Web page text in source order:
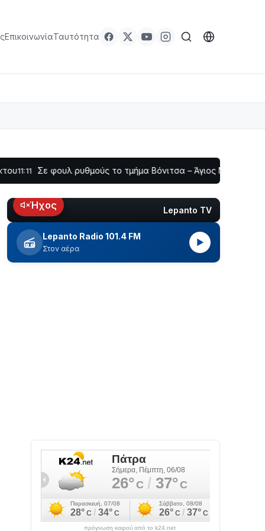
ΕπικοινωνίαΤαυτότητα
φουλ ρυθμούς το τμήμα Βόνιτσα – Άγιος Νικόλαος | Αυτοψία
LIVE Lepanto TV
Ήχος
Lepanto Radio 101.4 FM
Στον αέρα
▶
πρόγνωση καιρού από το k24.net